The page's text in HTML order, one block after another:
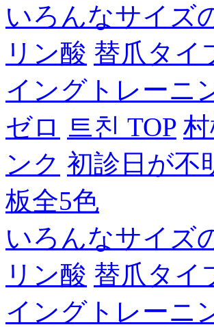
いろんなサイズ
リン酸 替爪タイ
イングトレーニ
ゼロ 트친 TOP
ンク 初診日が不
板全5色
いろんなサイズ
リン酸 替爪タイ
イングトレーニ